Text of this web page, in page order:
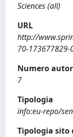
Sciences (all)
URL
http://
70-173677829-
Numero
7
Tipologia
info:eu-repo/
Tipologia sito